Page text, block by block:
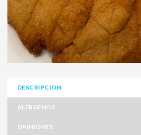
DESCRIPCION
ALERGENOS
OPINIONES